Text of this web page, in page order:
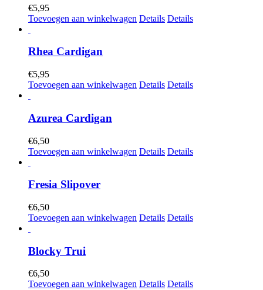
€5,95
Toevoegen aan winkelwagen Details Details
Rhea Cardigan
€5,95
Toevoegen aan winkelwagen Details Details
Azurea Cardigan
€6,50
Toevoegen aan winkelwagen Details Details
Fresia Slipover
€6,50
Toevoegen aan winkelwagen Details Details
Blocky Trui
€6,50
Toevoegen aan winkelwagen Details Details